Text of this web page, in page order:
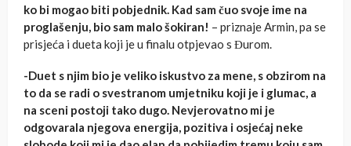
ko bi mogao biti pobjednik. Kad sam čuo svoje ime na
proglašenju, bio sam malo šokiran! – priznaje Armin, pa se
prisjeća i dueta koji je u finalu otpjevao s Đurom.
-Duet s njim bio je veliko iskustvo za mene, s obzirom na
to da se radi o svestranom umjetniku koji je i glumac, a
na sceni postoji tako dugo. Nevjerovatno mi je
odgovarala njegova energija, pozitiva i osjećaj neke